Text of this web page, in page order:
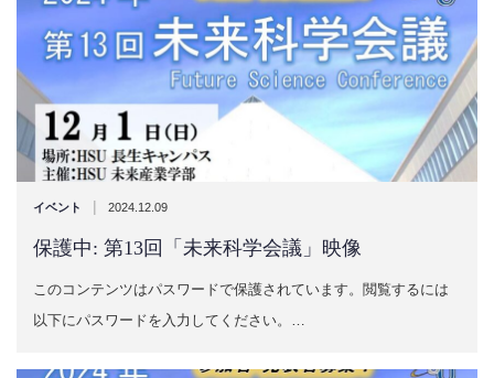
イベント | 2024.12.09
保護中: 第13回「未来科学会議」映像
このコンテンツはパスワードで保護されています。閲覧するには
以下にパスワードを入力してください。…